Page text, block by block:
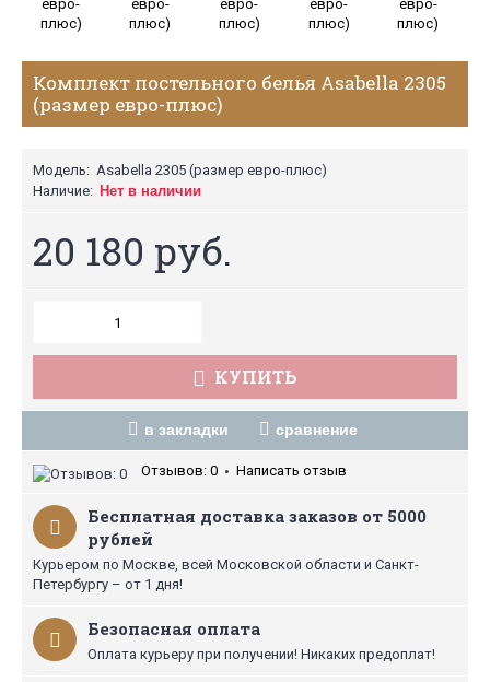
Комплект постельного белья Asabella 2305
(размер евро-плюс)
Модель: Asabella 2305 (размер евро-плюс)
Наличие: Нет в наличии
20 180 руб.
КУПИТЬ
в закладки сравнение
Отзывов: 0 • Написать отзыв
Бесплатная доставка заказов от 5000
рублей
Курьером по Москве, всей Московской области и Санкт-
Петербургу – от 1 дня!
Безопасная оплата
Оплата курьеру при получении! Никаких предоплат!